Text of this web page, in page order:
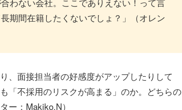
期間在籍したくないでしょ？」（オレン
、面接担当者の好感度がアップしたりして
「不採用のリスクが高まる」のか。どちらの
ー：Makiko.N）